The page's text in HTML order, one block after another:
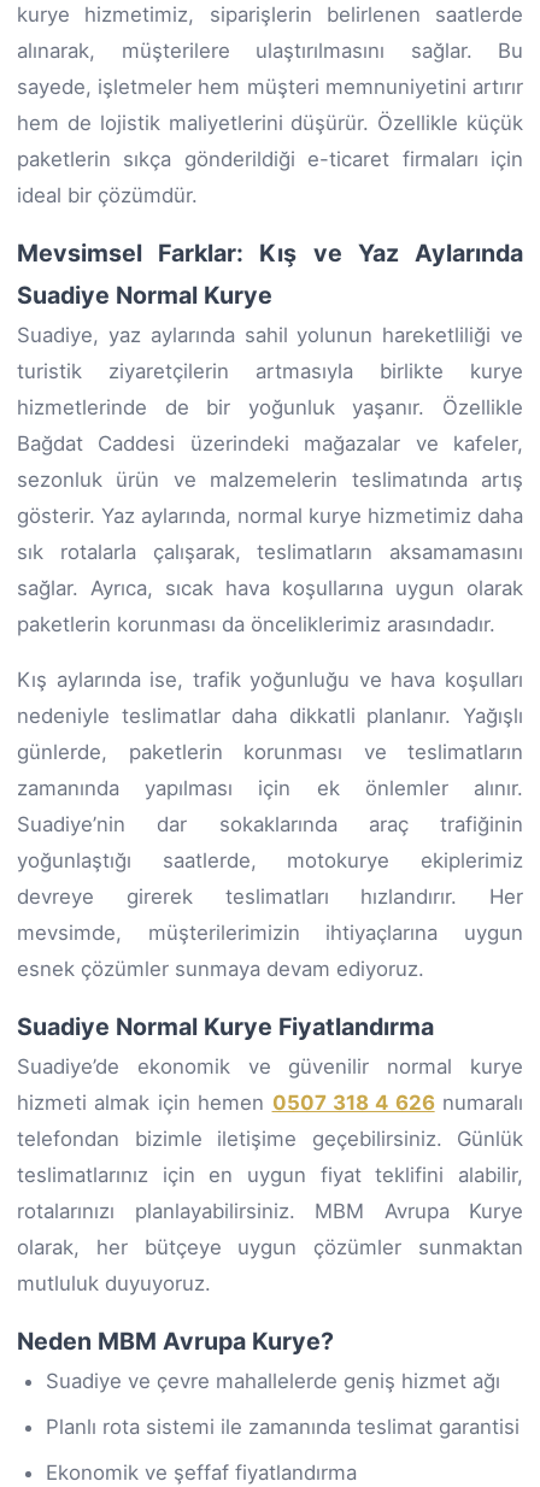
kurye hizmetimiz, siparişlerin belirlenen saatlerde
alınarak, müşterilere ulaştırılmasını sağlar. Bu
sayede, işletmeler hem müşteri memnuniyetini artırır
hem de lojistik maliyetlerini düşürür. Özellikle küçük
paketlerin sıkça gönderildiği e-ticaret firmaları için
ideal bir çözümdür.
Mevsimsel Farklar: Kış ve Yaz Aylarında
Suadiye Normal Kurye
Suadiye, yaz aylarında sahil yolunun hareketliliği ve
turistik ziyaretçilerin artmasıyla birlikte kurye
hizmetlerinde de bir yoğunluk yaşanır. Özellikle
Bağdat Caddesi üzerindeki mağazalar ve kafeler,
sezonluk ürün ve malzemelerin teslimatında artış
gösterir. Yaz aylarında, normal kurye hizmetimiz daha
sık rotalarla çalışarak, teslimatların aksamamasını
sağlar. Ayrıca, sıcak hava koşullarına uygun olarak
paketlerin korunması da önceliklerimiz arasındadır.
Kış aylarında ise, trafik yoğunluğu ve hava koşulları
nedeniyle teslimatlar daha dikkatli planlanır. Yağışlı
günlerde, paketlerin korunması ve teslimatların
zamanında yapılması için ek önlemler alınır.
Suadiye’nin dar sokaklarında araç trafiğinin
yoğunlaştığı saatlerde, motokurye ekiplerimiz
devreye girerek teslimatları hızlandırır. Her
mevsimde, müşterilerimizin ihtiyaçlarına uygun
esnek çözümler sunmaya devam ediyoruz.
Suadiye Normal Kurye Fiyatlandırma
Suadiye’de ekonomik ve güvenilir normal kurye
hizmeti almak için hemen 0507 318 4 626numaralı
telefondan bizimle iletişime geçebilirsiniz. Günlük
teslimatlarınız için en uygun fiyat teklifini alabilir,
rotalarınızı planlayabilirsiniz. MBM Avrupa Kurye
olarak, her bütçeye uygun çözümler sunmaktan
mutluluk duyuyoruz.
Neden MBM Avrupa Kurye?
Suadiye ve çevre mahallelerde geniş hizmet ağı
Planlı rota sistemi ile zamanında teslimat garantisi
Ekonomik ve şeffaf fiyatlandırma